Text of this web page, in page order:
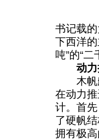
书记载
下西洋
吨”的“
动力
木帆船
在动力
计。首
了硬帆
拥有极